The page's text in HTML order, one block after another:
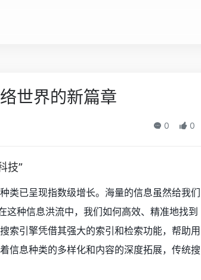
世界的新篇章
0 0
技”
类已呈现指数级增长。海量的信息虽然给我们
这种信息洪流中，我们如何高效、精准地找到
索引擎凭借其强大的索引和检索功能，帮助用
信息种类的多样化和内容的深度拓展，传统搜